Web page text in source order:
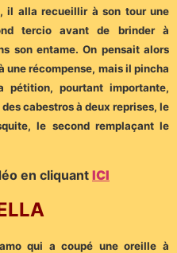
il alla recueillir à son tour une
tercio avant de brinder à
son entame. On pensait alors
une récompense, mais il pincha
pourtant importante,
cabestros à deux reprises, le
le second remplaçant le
en cliquant ICI
qui a coupé une oreille à